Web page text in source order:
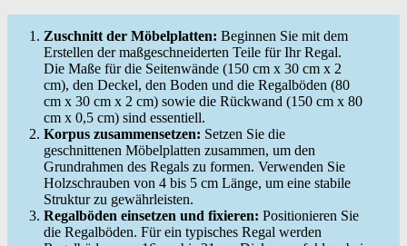
Zuschnitt der Möbelplatten: Beginnen Sie mit dem
Erstellen der maßgeschneiderten Teile für Ihr Regal.
Die Maße für die Seitenwände (150 cm x 30 cm x 2
cm), den Deckel, den Boden und die Regalböden (80
cm x 30 cm x 2 cm) sowie die Rückwand (150 cm x 80
cm x 0,5 cm) sind essentiell.
Korpus zusammensetzen: Setzen Sie die
geschnittenen Möbelplatten zusammen, um den
Grundrahmen des Regals zu formen. Verwenden Sie
Holzschrauben von 4 bis 5 cm Länge, um eine stabile
Struktur zu gewährleisten.
Regalböden einsetzen und fixieren: Positionieren Sie
die Regalböden. Für ein typisches Regal werden